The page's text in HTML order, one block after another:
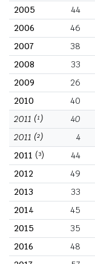
2005
44
2006
46
2007
38
2008
33
2009
26
2010
40
2011 (¹) 40
2011 (²) 4
2011 (³) 44
2012
49
2013
33
2014
45
2015
35
2016
48